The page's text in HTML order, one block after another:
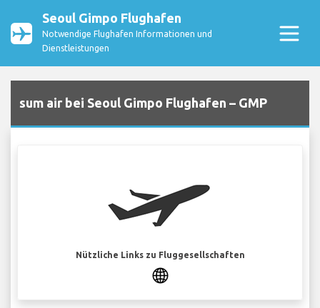
Seoul Gimpo Flughafen
Notwendige Flughafen Informationen und
Dienstleistungen
sum air bei Seoul Gimpo Flughafen – GMP
Nützliche Links zu Fluggesellschaften